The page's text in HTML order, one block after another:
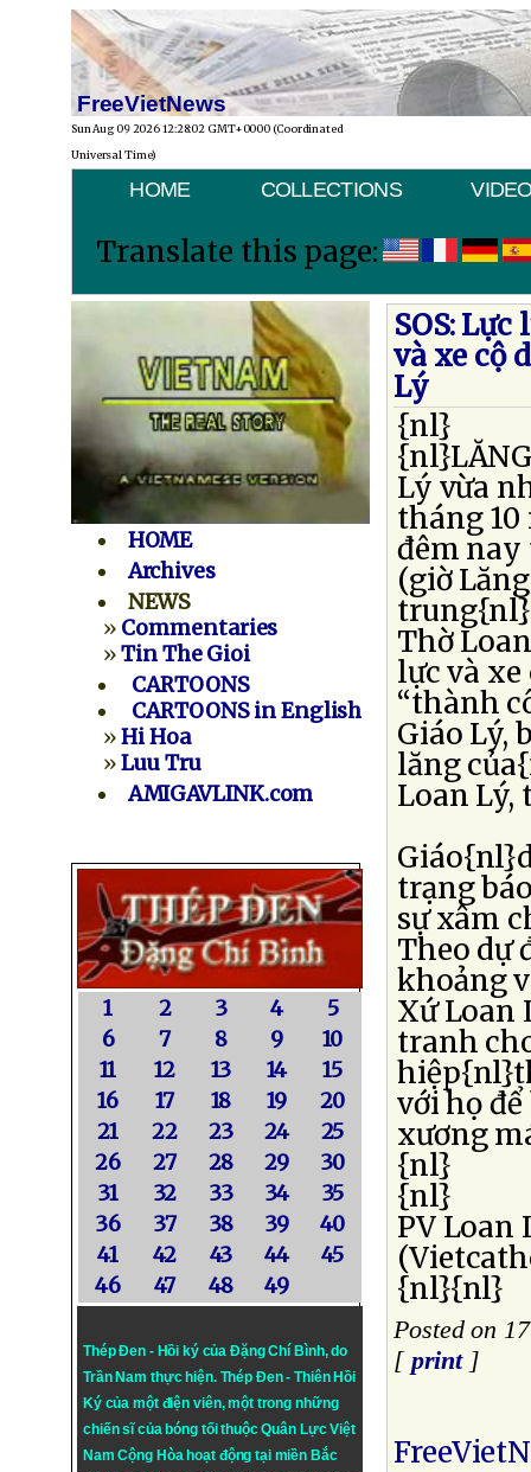
FreeVietNews
Sun Aug 09 2026 12:28:02 GMT+0000 (Coordinated
Universal Time)
HOME COLLECTIONS
Translate this page:
HOME
Archives
NEWS
» Commentaries
»Tin The Gioi
CARTOONS
CARTOONS in English
»Hi Hoa
»Luu Tru
AMIGAVLINK.com
1 2 3 4
5
6
7 8 9
10
11
12 13 14
15
16
17 18 19
20
21
22 23 24
25
26
27 28 29
30
31
32 33 34
35
36
37 38 39
40
41
42 43 44
45
46
47 48 49
Thép Đen - Hồi ký của Đặng Chí Bình, do
Trần Nam thực hiện. Thép Đen- Thiên Hồi
Ký của một điện viên, một trong những
chiến sĩ của bóng tối thuộc Quân Lực Việt
Nam Cộng Hòa hoạt động tại miền Bắc
SOS:
và xe cộ
Lý
{nl}
Lý vừa
tháng 10
đêm nay
(giờ
Thờ
lực và xe
“thành
Giáo Lý,
lăng
Loan Lý,
trạng
sự xâm
Theo dự
khoảng
Xứ Loan
tranh
với họ
xương
{nl}
{nl}
PV Loan
{nl}{nl}
Posted on
[ print]